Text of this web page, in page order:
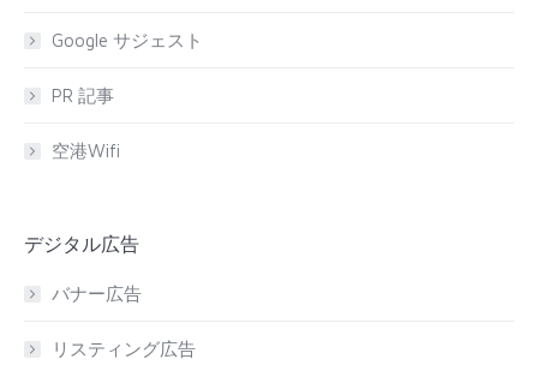
Google サジェスト
PR 記事
空港Wifi
デジタル広告
バナー広告
リスティング広告